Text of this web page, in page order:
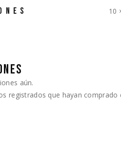
10
aún.
registrados que hayan